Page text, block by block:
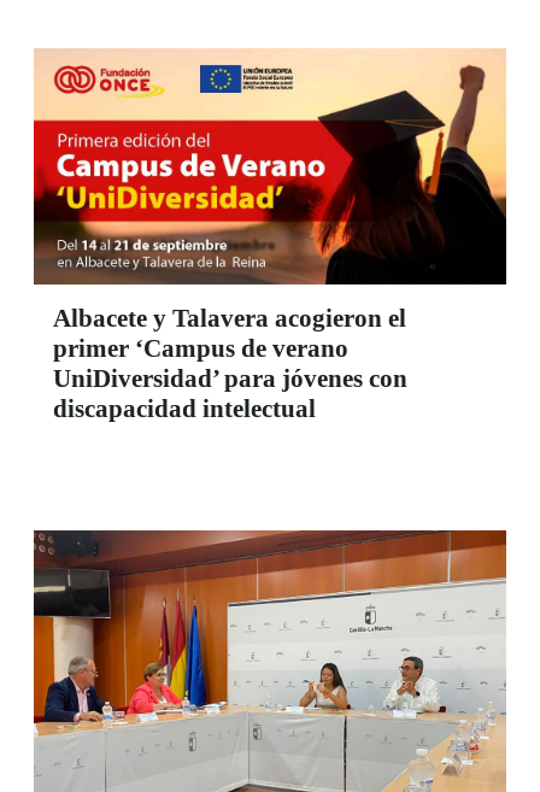
Albacete y Talavera acogieron el
primer ‘Campus de verano
UniDiversidad’ para jóvenes con
discapacidad intelectual